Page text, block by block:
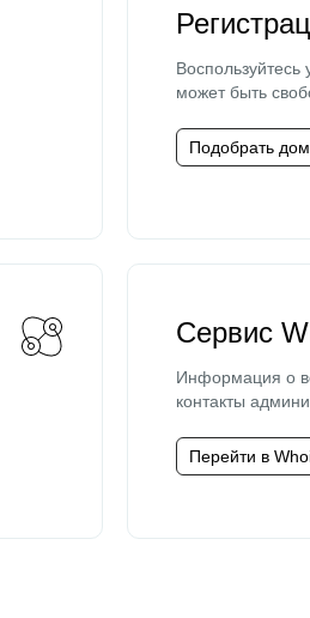
может быть
Подобрать
Сервис
Информация о
контакты
Перейти в